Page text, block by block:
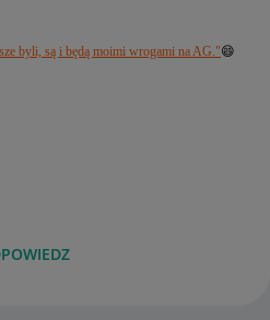
byli, są i będą moimi wrogami na AG."😄